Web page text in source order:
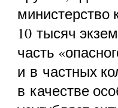
министерство
10 тысяч
часть
и в частных
в качестве